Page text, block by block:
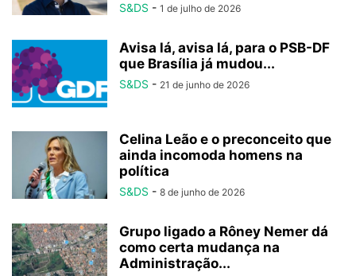
S&DS - 1 de julho de 2026
Avisa lá, avisa lá, para o PSB-DF
que Brasília já mudou...
S&DS - 21 de junho de 2026
Celina Leão e o preconceito que
ainda incomoda homens na
política
S&DS - 8 de junho de 2026
Grupo ligado a Rôney Nemer dá
como certa mudança na
Administração...